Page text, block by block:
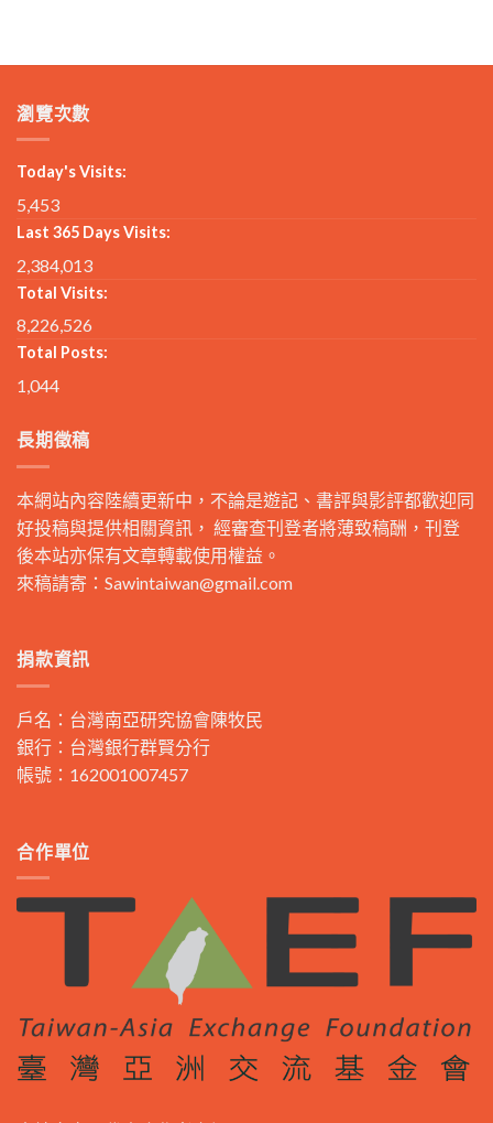
瀏覽次數
Today's Visits:
5,453
Last 365 Days Visits:
2,384,013
Total Visits:
8,226,526
Total Posts:
1,044
長期徵稿
本網站內容陸續更新中，不論是遊記、書評與影評都歡迎同
好投稿與提供相關資訊， 經審查刊登者將薄致稿酬，刊登
後本站亦保有文章轉載使用權益。
來稿請寄： Sawintaiwan@gmail.com
捐款資訊
戶名：台灣南亞研究協會陳牧民
銀行：台灣銀行群賢分行
帳號：162001007457
合作單位